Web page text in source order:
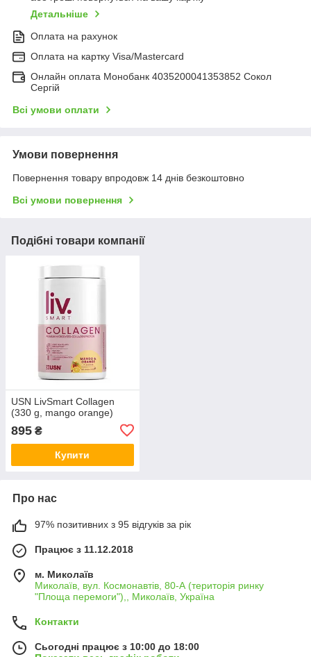
Детальніше
Оплата на рахунок
Оплата на картку Visa/Mastercard
Онлайн оплата Монобанк 4035200041353852 Сокол
Сергій
Всі умови оплати
Умови повернення
Повернення товару впродовж 14 днів безкоштовно
Всі умови повернення
Подібні товари компанії
USN LivSmart Collagen
(330 g, mango orange)
895 ₴
Купити
Про нас
97% позитивних з 95 відгуків за рік
Працює з 11.12.2018
м. Миколаїв
Миколаїв, вул. Космонавтів, 80-А (територія ринку
"Площа перемоги"),, Миколаїв, Україна
Контакти
Сьогодні працює з 10:00 до 18:00